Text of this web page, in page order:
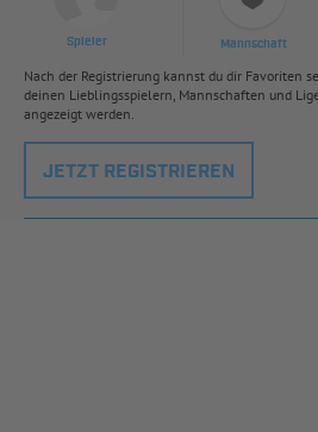
Spieler Mannschaft
Nach der Registrierung kannst du dir Favoriten
deinen Lieblingsspielern, Mannschaften und
angezeigt werden.
JETZT REGISTRIEREN